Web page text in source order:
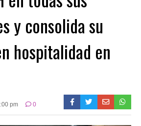
y consolida su
hospitalidad en
pm 0